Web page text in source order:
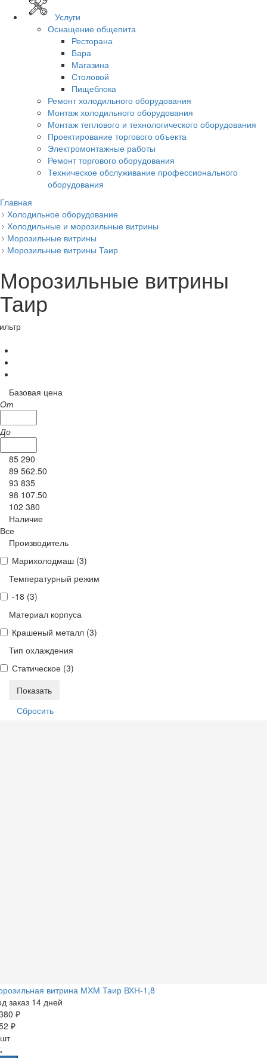
Услуги
Оснащение общепита
Ресторана
Бара
Магазина
Столовой
Пищеблока
Ремонт холодильного оборудования
Монтаж холодильного оборудования
Монтаж теплового и технологического оборудования
Проектирование торгового объекта
Электромонтажные работы
Ремонт торгового оборудования
Техническое обслуживание профессионального
оборудования
Главная
Холодильное оборудование
Холодильные и морозильные витрины
Морозильные витрины
Морозильные витрины Таир
Морозильные витрины
Таир
Базовая цена
От
До
85 290
89 562.50
93 835
98 107.50
102 380
Наличие
Все
Производитель
Марихолодмаш (3)
Температурный режим
-18 (3)
Материал корпуса
Крашеный металл (3)
Тип охлаждения
Статическое (3)
витрина МХМ Таир ВХН-1,8
заказ 14 дней
₽
₽